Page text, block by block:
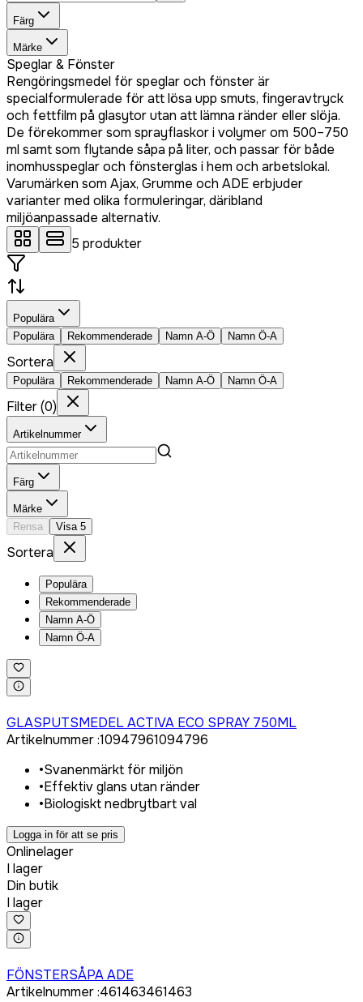
Färg
Märke
Speglar & Fönster
Rengöringsmedel för speglar och fönster är
specialformulerade för att lösa upp smuts, fingeravtryck
och fettfilm på glasytor utan att lämna ränder eller slöja.
De förekommer som sprayflaskor i volymer om 500–750
ml samt som flytande såpa på liter, och passar för både
inomhusspeglar och fönsterglas i hem och arbetslokal.
Varumärken som Ajax, Grumme och ADE erbjuder
varianter med olika formuleringar, däribland
miljöanpassade alternativ.
5 produkter
Populära
Populära
Rekommenderade Namn A-Ö Namn Ö-A
Sortera
Populära Rekommenderade Namn A-Ö Namn Ö-A
Filter(0)
Artikelnummer
Färg
Märke
Rensa
Visa 5
Sortera
Populära
Rekommenderade
Namn A-Ö
Namn Ö-A
GLASPUTSMEDEL ACTIVA ECO SPRAY 750ML
Artikelnummer:10947961094796
•Svanenmärkt för miljön
•Effektiv glans utan ränder
•Biologiskt nedbrytbart val
Logga in för att se pris
Onlinelager
I lager
Din butik
I lager
FÖNSTERSÅPA ADE
Artikelnummer:461463461463